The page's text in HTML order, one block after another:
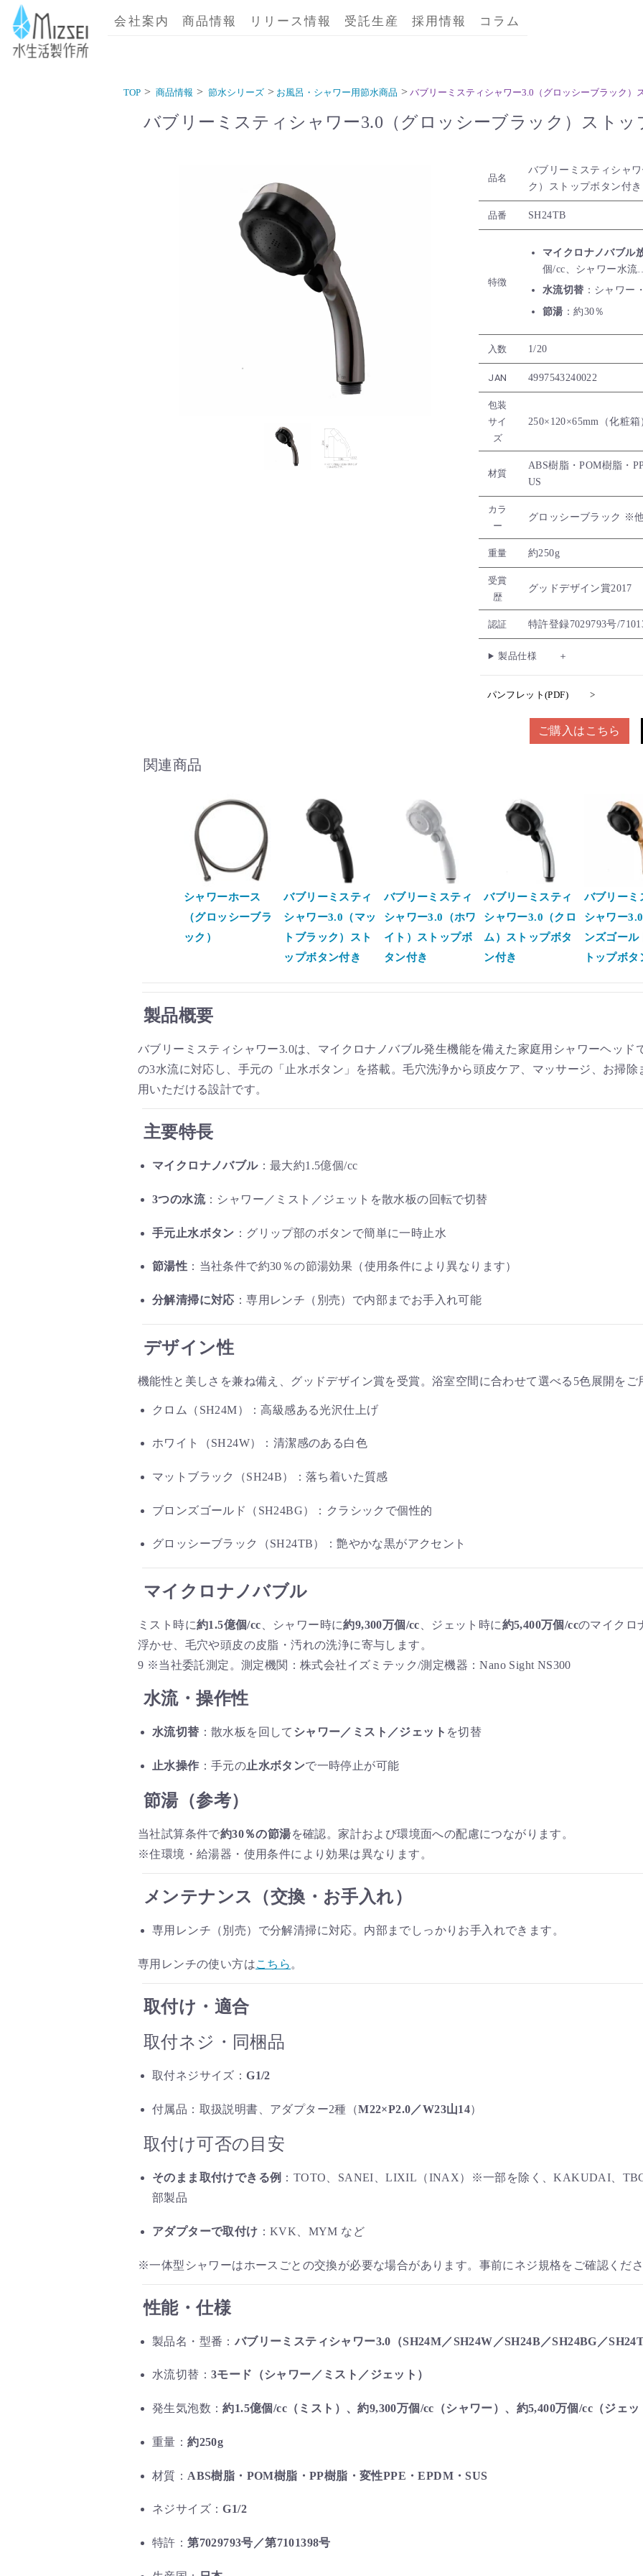
商品情報｜水生活製作所
会社案内 商品情報 リリース情報 受託生産 採用情報 コラム
TOP 商品情報 節水シリーズ お風呂・シャワー用節水商品 バブリーミスティシャワー3.0（グロッシーブラック）
バブリーミスティシャワー3.0（グロッシーブラック）ストッ
品名
バブリーミスティシャ
ク）ストップボタン付き
品番 SH24TB
特徴
マイクロナノバブル
個/cc、シャワー水流
水流切替 ：シャワー
節湯 ：約30％
入数 1/20
JAN 4997543240022
包装
サイ
ズ
250×120×65mm（化粧箱
材質
ABS樹脂・POM樹脂・
US
カラ
ー
グロッシーブラック ※
重量 約250g
受賞
歴
グッドデザイン賞2017
認証 特許登録7029793号/
製品仕様
パンフレット(PDF)
ご購入はこちら
関連商品
シャワーホース
（グロッシーブラ
ック）
バブリーミスティ
シャワー3.0（マッ
トブラック）スト
ップボタン付き
バブリーミスティ
シャワー3.0（ホワ
イト）ストップボ
タン付き
バブリーミスティ
シャワー3.0（クロ
ム）ストップボタ
ン付き
バブリーミ
シャワー
ンズゴール
トップボタ
製品概要
バブリーミスティシャワー3.0は、マイクロナノバブル発生機能を備えた家庭用シャワーヘッド
の3水流に対応し、手元の「止水ボタン」を搭載。毛穴洗浄から頭皮ケア、マッサージ、お掃
用いただける設計です。
主要特長
マイクロナノバブル：最大約1.5億個/cc
3つの水流：シャワー／ミスト／ジェットを散水板の回転で切替
手元止水ボタン ：グリップ部のボタンで簡単に一時止水
節湯性 ：当社条件で約30％の節湯効果（使用条件により異なります）
分解清掃に対応 ：専用レンチ（別売）で内部までお手入れ可能
デザイン性
機能性と美しさを兼ね備え、グッドデザイン賞を受賞。浴室空間に合わせて選べる5色展開をご
クロム（SH24M）：高級感ある光沢仕上げ
ホワイト（SH24W）：清潔感のある白色
マットブラック（SH24B）：落ち着いた質感
ブロンズゴールド（SH24BG）：クラシックで個性的
グロッシーブラック（SH24TB）：艶やかな黒がアクセント
マイクロナノバブル
ミスト時に約1.5億個/cc 、シャワー時に約9,300万個/cc 、ジェット時に約5,400万個/ccのマイクロ
浮かせ、毛穴や頭皮の皮脂・汚れの洗浄に寄与します。
9 ※当社委託測定。測定機関：株式会社イズミテック/測定機器：Nano Sight NS300
水流・操作性
水流切替 ：散水板を回して シャワー／ミスト／ジェット を切替
止水操作 ：手元の止水ボタンで一時停止が可能
節湯（参考）
当社試算条件で約30％の節湯を確認。家計および環境面への配慮につながります。
※住環境・給湯器・使用条件により効果は異なります。
メンテナンス（交換・お手入れ）
専用レンチ（別売）で分解清掃に対応。内部までしっかりお手入れできます。
専用レンチの使い方はこちら 。
取付け・適合
取付ネジ・同梱品
取付ネジサイズ：G1/2
付属品：取扱説明書、アダプター2種（M22×P2.0／W23山14）
取付け可否の目安
そのまま取付けできる例 ：TOTO、SANEI、LIXIL（INAX）※一部を除く、KAKUDAI、
部製品
アダプターで取付け ：KVK、MYM など
※一体型シャワーはホースごとの交換が必要な場合があります。事前にネジ規格をご確認くださ
性能・仕様
製品名・型番： バブリーミスティシャワー3.0（SH24M／SH24W／SH24B／SH24BG／
水流切替： 3モード（シャワー／ミスト／ジェット）
発生気泡数：約1.5億個/cc（ミスト）、約9,300万個/cc（シャワー）、約5,400万個/cc（ジェッ
重量：約250g
材質： ABS樹脂・POM樹脂・PP樹脂・変性PPE・EPDM・SUS
ネジサイズ：G1/2
特許：第7029793号／第7101398号